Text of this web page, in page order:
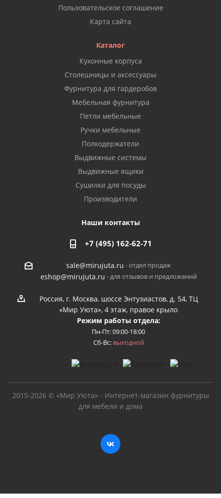
Пользовательское соглашение
Карта сайта
Каталог
Кухонные корпуса
Столешницы и аксессуары
Фурнитура для гардеробов
Мебельная фурнитура
Петли мебельные
Ручки мебельные
Полкодержатели
Выдвижные системы
Выдвижные ящики
Сушилки для посуды
Производители
Наши контакты
+7 (495) 162-62-71
sale@mirujuta.ru - отдел продаж
eshop@mirujuta.ru - для отзывов и предложений
Россия, г. Москва, шоссе Энтузиастов, д. 54, ТЦ
«Мир Уюта», 4 этаж, правое крыло
Режим работы отдела:
Пн-Пт: 09:00-18:00
Сб-Вс: выходной
2015-2026 © «Мир Уюта» - Интернет-магазин фурнитуры
для мебели и дома